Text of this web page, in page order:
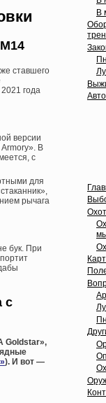
ставшего
года
версии
В
с
для
рычага
бук. При
с
Goldstar»,
). И вот —
В